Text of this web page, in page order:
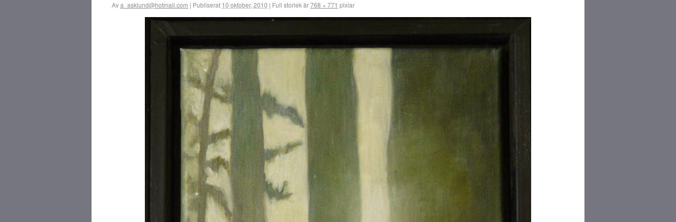
Ava_asklund@hotmail.com | Publiserat 10 oktober, 2010 | Full storlek är768 × 771 pixlar